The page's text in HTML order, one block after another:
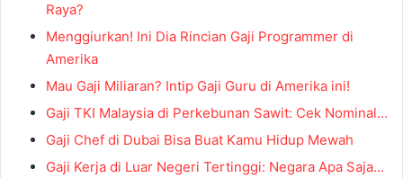
Raya?
Menggiurkan! Ini Dia Rincian Gaji Programmer di
Amerika
Mau Gaji Miliaran? Intip Gaji Guru di Amerika ini!
Gaji TKI Malaysia di Perkebunan Sawit: Cek Nominal…
Gaji Chef di Dubai Bisa Buat Kamu Hidup Mewah
Gaji Kerja di Luar Negeri Tertinggi: Negara Apa Saja…